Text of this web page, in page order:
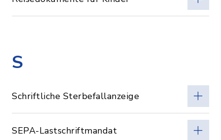
S
Schriftliche Sterbefallanzeige
SEPA-Lastschriftmandat